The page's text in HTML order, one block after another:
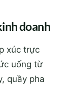
doanh
xúc trực
uống từ
quầy pha